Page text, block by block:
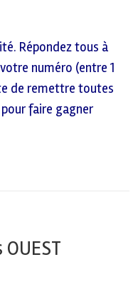
Répondez tous à
numéro (entre 1
de remettre toutes
faire gagner